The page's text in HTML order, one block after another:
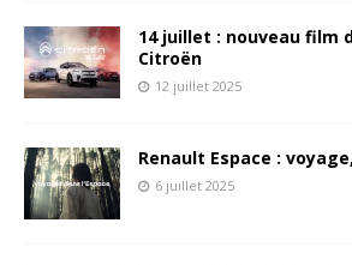
14 juillet : nouveau film
Citroën
12 juillet 2025
Renault Espace :
6 juillet 2025